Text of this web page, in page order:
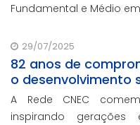
Fundamental e Médio
29/07/2025
82 anos de
o desenvolvimento
A Rede CNEC
inspirando